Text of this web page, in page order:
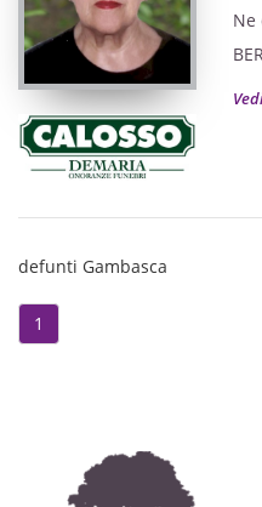
Ne
defunti Gambasca
1